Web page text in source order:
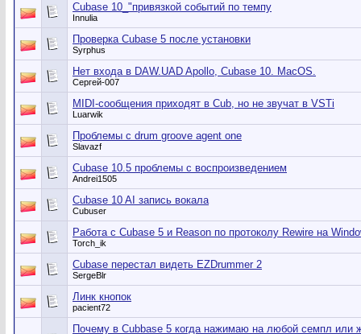
Cubase 10_"привязкой событий по темпу
Innulia
Проверка Сubase 5 после установки
Syrphus
Нет входа в DAW.UAD Apollo, Cubase 10. MacOS.
Сергей-007
MIDI-сообщения приходят в Cub, но не звучат в VSTi
Luarwik
Проблемы с drum groove agent one
Slavazf
Cubase 10.5 проблемы с воспроизведением
Andrei1505
Cubase 10 AI запись вокала
Cubuser
Работа с Cubase 5 и Reason по протоколу Rewire на
Torch_ik
Cubase перестал видеть EZDrummer 2
SergeBlr
Линк кнопок
pacient72
Почему в Cubbase 5 когда нажимаю на любой семпл или